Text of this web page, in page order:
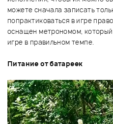
можете сначала записать
попрактиковаться в игре
оснащен метрономом,
игре в правильном темпе.
Питание от батареек